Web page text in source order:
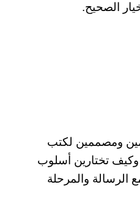
الصحيح.
ومصممين لكتب
وكيف تختارين أسلوب
الرسالة والمرحلة